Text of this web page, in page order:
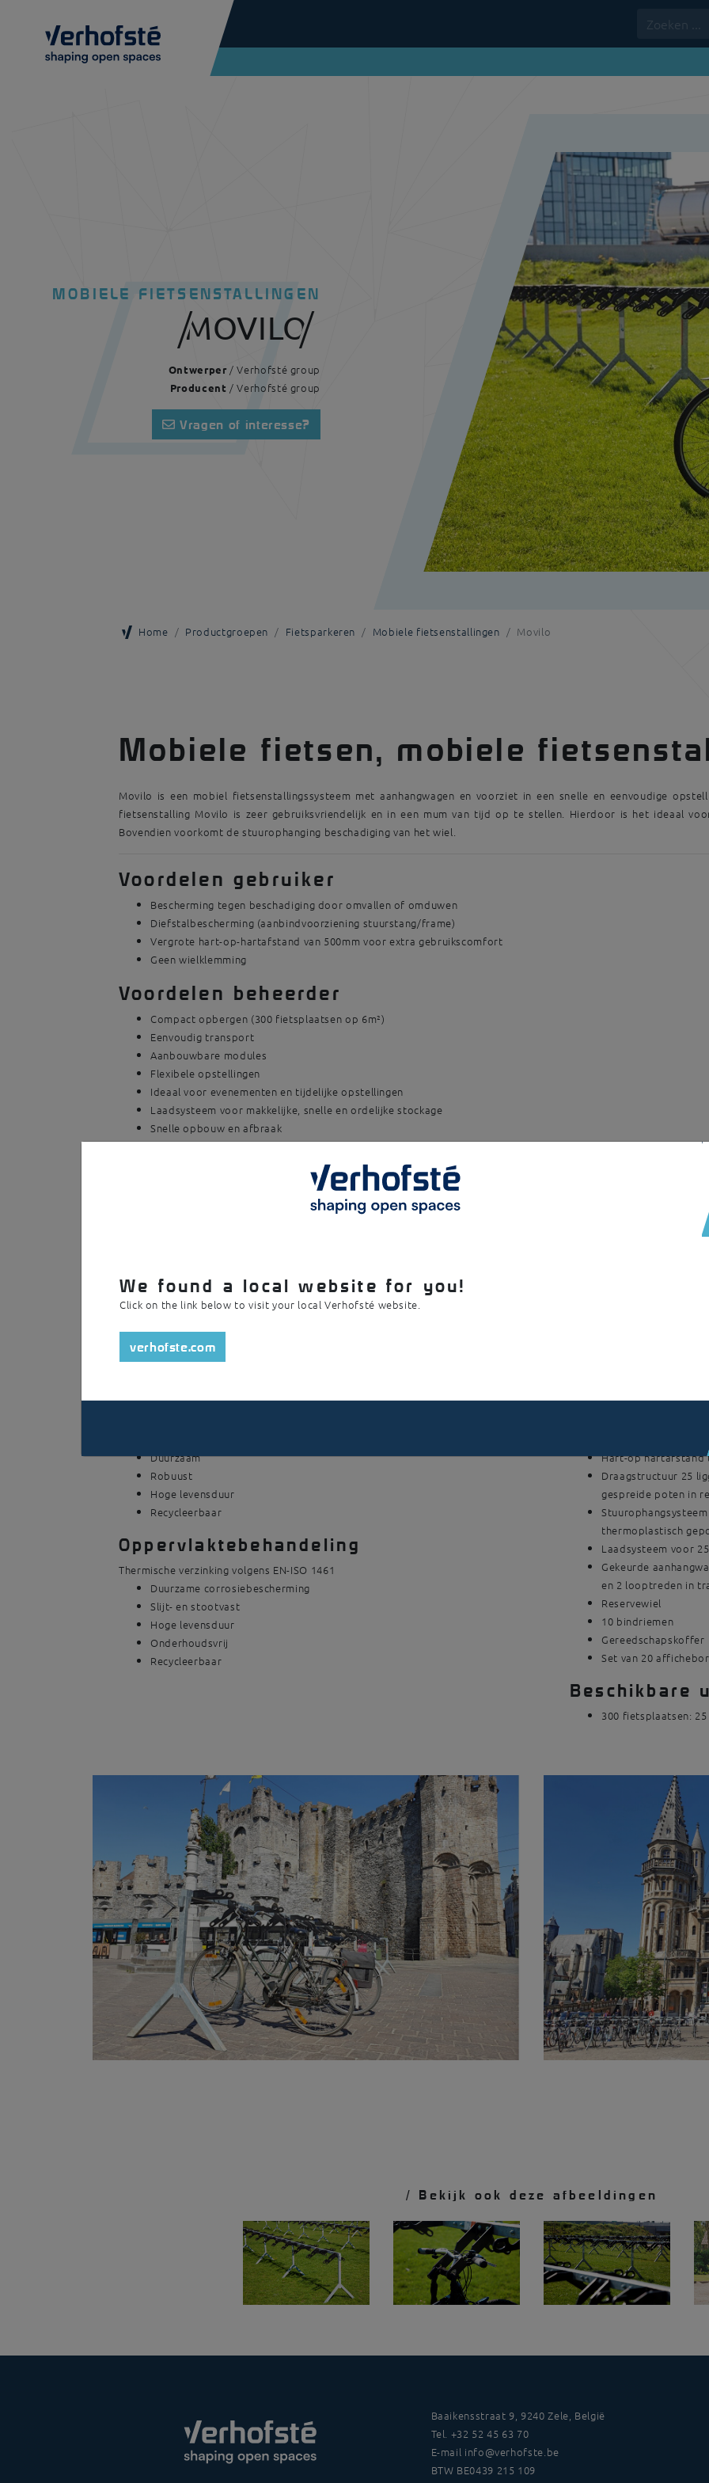
MOBIELE FIETSENSTALLINGEN
MOVILO
Ontwerper/ Verhofsté group
Producent / Verhofsté group
Vragen of interesse?
Home Productgroepen Fietsparkeren Mobiele fietsenstallingen Movilo
Mobiele fietsen, mobiele
Movilo is een mobiel fietsenstallingssysteem met aanhangwagen en voorziet in een snelle en eenvoudige
fietsenstalling Movilo is zeer gebruiksvriendelijk en in een mum van tijd op te stellen. Hierdoor is het ideaal
Bovendien voorkomt de stuurophanging beschadiging van het wiel.
Voordelen gebruiker
Bescherming tegen beschadiging door omvallen of omduwen
Diefstalbescherming (aanbindvoorziening stuurstang/frame)
Vergrote hart-op-hartafstand van 500mm voor extra gebruikscomfort
Geen wielklemming
Voordelen beheerder
Compact opbergen (300 fietsplaatsen op 6m²)
Eenvoudig transport
Aanbouwbare modules
Flexibele opstellingen
Ideaal voor evenementen en tijdelijke opstellingen
Laadsysteem voor makkelijke, snelle en ordelijke stockage
Snelle opbouw en afbraak
Vrijstaande opstelling
Technische fiche
Duurzaam
Robuust
Hoge levensduur
Recycleerbaar
Oppervlaktebehandeling
Thermische verzinking volgens EN-ISO 1461
Duurzame corrosiebescherming
Slijt- en stootvast
Hoge levensduur
Onderhoudsvrij
Recycleerbaar
Hart-op hartafstand
Draagstructuur 25
gespreide poten in
thermoplastisch
Laadsysteem voor
Gekeurde
en 2 looptreden in
Reservewiel
10 bindriemen
Gereedschapskoffer
Set van 20
Beschikbare
300 fietsplaatsen:
/ Bekijk ook deze afbeeldingen
Baaikensstraat 9, 9240 Zele, België
Tel. +32 52 45 63 70
E-mail info@verhofste.be
BTW BE0439 215 109
We found a local website for you!
Click on the link below to visit your local Verhofsté website.
verhofste.com